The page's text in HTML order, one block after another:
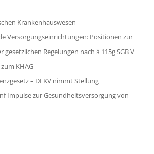
Krankenhauswesen
Versorgungseinrichtungen: Positionen zur
Regelungen nach § 115g SGB V
KHAG
– DEKV nimmt Stellung
Impulse zur Gesundheitsversorgung von